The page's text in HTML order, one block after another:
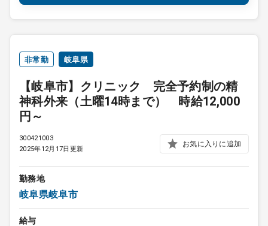
非常勤 岐阜県
【岐阜市】クリニック 完全予約制の精
神科外来（土曜14時まで） 時給12,000
円～
300421003
2025年12月17日更新
お気に入りに追加
勤務地
岐阜県岐阜市
給与